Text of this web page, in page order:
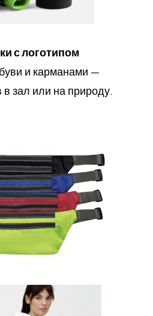
с логотипом
и карманами —
зал или на природу.